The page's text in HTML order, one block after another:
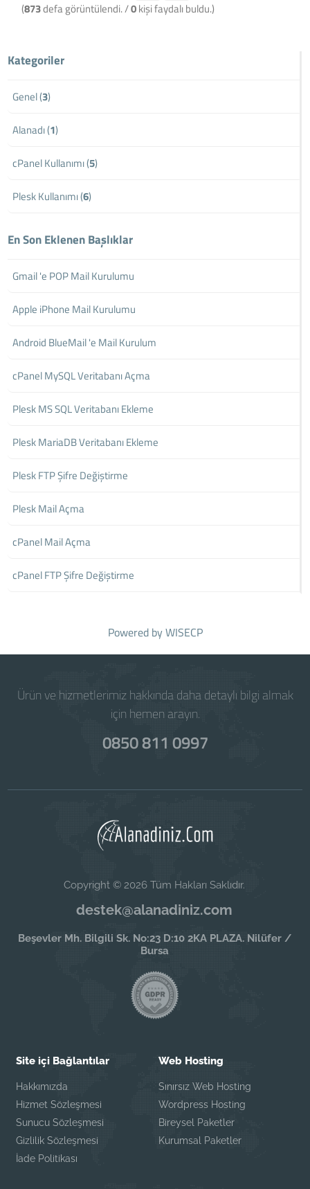
(873defa görüntülendi. /0kişi faydalı buldu.)
Kategoriler
Genel (3)
Alanadı (1)
cPanel Kullanımı (5)
Plesk Kullanımı (6)
En Son Eklenen Başlıklar
Gmail 'e POP Mail Kurulumu
Apple iPhone Mail Kurulumu
Android BlueMail 'e Mail Kurulum
cPanel MySQL Veritabanı Açma
Plesk MS SQL Veritabanı Ekleme
Plesk MariaDB Veritabanı Ekleme
Plesk FTP Şifre Değiştirme
Plesk Mail Açma
cPanel Mail Açma
cPanel FTP Şifre Değiştirme
Powered byWISECP
Ürün ve hizmetlerimiz hakkında daha detaylı bilgi almak
için hemen arayın.
0850 811 0997
Copyright © 2026 Tüm Hakları Saklıdır.
destek@alanadiniz.com
Beşevler Mh. Bilgili Sk. No:23 D:10 2KA PLAZA. Nilüfer /
Bursa
Site içi Bağlantılar
Hakkımızda
Hizmet Sözleşmesi
Sunucu Sözleşmesi
Gizlilik Sözleşmesi
İade Politikası
Web Hosting
Sınırsız Web Hosting
Wordpress Hosting
Bireysel Paketler
Kurumsal Paketler